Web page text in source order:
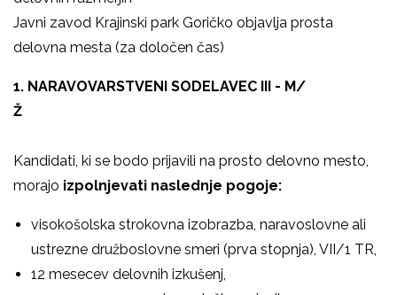
Javni zavod Krajinski park Goričko objavlja prosta
delovna mesta (za določen čas)
1. NARAVOVARSTVENI SODELAVEC III - M/
Ž
Kandidati, ki se bodo prijavili na prosto delovno mesto,
morajo izpolnjevati naslednje pogoje:
visokošolska strokovna izobrazba, naravoslovne ali
ustrezne družboslovne smeri (prva stopnja), VII/1 TR,
12 mesecev delovnih izkušenj,